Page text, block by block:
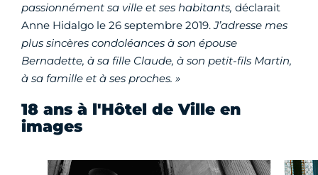
passionnément sa ville et ses habitants, déclarait
Anne Hidalgo le 26 septembre 2019.J’adresse mes
plus sincères condoléances à son épouse
Bernadette, à sa fille Claude, à son petit-fils Martin,
à sa famille et à ses proches. »
18 ans à l'Hôtel de Ville en
images